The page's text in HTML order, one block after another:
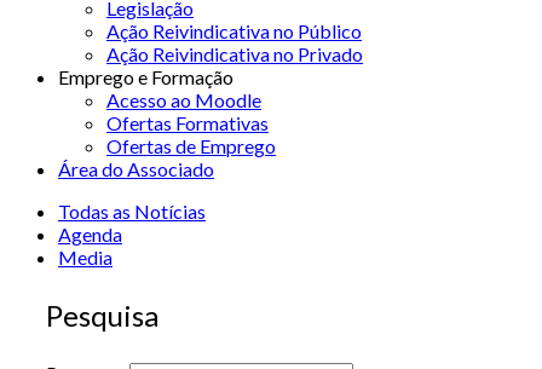
Legislação
Ação Reivindicativa no Público
Ação Reivindicativa no Privado
Emprego e Formação
Acesso ao Moodle
Ofertas Formativas
Ofertas de Emprego
Área do Associado
Todas as Notícias
Agenda
Media
Pesquisa